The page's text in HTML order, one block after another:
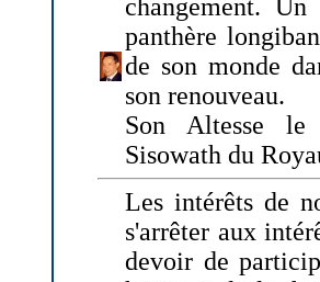
changement.
panthère
de son monde
son renouveau.
Son Altesse le
Sisowath du
Les intérêts de
s'arrêter aux
devoir de